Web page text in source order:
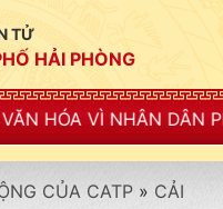
TỬ
HẢI PHÒNG
NHÂN DÂN PHỤC VỤ"
CỦA CATP » CẢI